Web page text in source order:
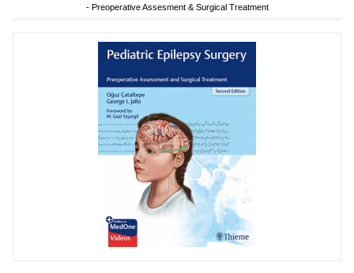
- Preoperative Assesment & Surgical Treatment